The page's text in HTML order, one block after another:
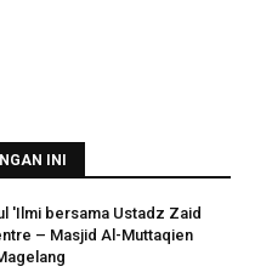
INI
'Ilmi bersama Ustadz Zaid
– Masjid Al-Muttaqien